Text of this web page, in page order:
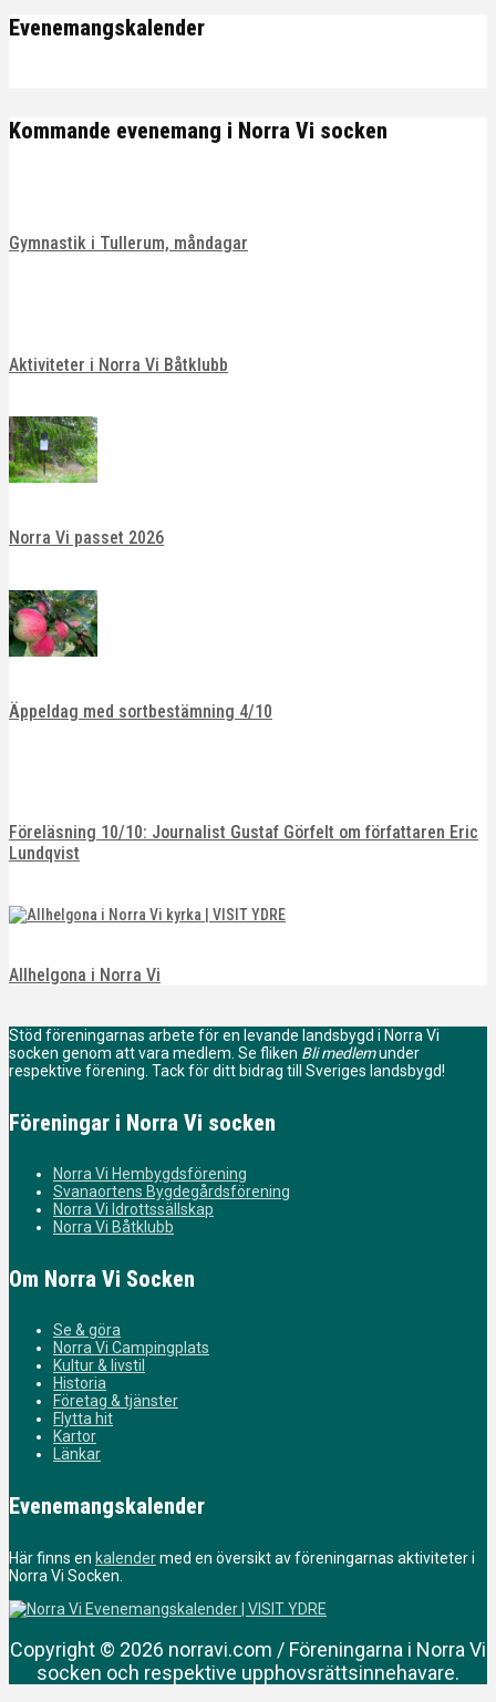
Evenemangskalender
Kommande evenemang i Norra Vi socken
Gymnastik i Tullerum, måndagar
Aktiviteter i Norra Vi Båtklubb
Norra Vi passet 2026
Äppeldag med sortbestämning 4/10
Föreläsning 10/10: Journalist Gustaf Görfelt om författaren Eric
Lundqvist
Allhelgona i Norra Vi
Stöd föreningarnas arbete för en levande landsbygd i Norra Vi
socken genom att vara medlem. Se fliken Bli medlemunder
respektive förening. Tack för ditt bidrag till Sveriges landsbygd!
Föreningar i Norra Vi socken
Norra Vi Hembygdsförening
Svanaortens Bygdegårdsförening
Norra Vi Idrottssällskap
Norra Vi Båtklubb
Om Norra Vi Socken
Se & göra
Norra Vi Campingplats
Kultur & livstil
Historia
Företag & tjänster
Flytta hit
Kartor
Länkar
Evenemangskalender
Här finns en kalendermed en översikt av föreningarnas aktiviteter i
Norra Vi Socken.
Copyright © 2026 norravi.com / Föreningarna i Norra Vi
socken och respektive upphovsrättsinnehavare.